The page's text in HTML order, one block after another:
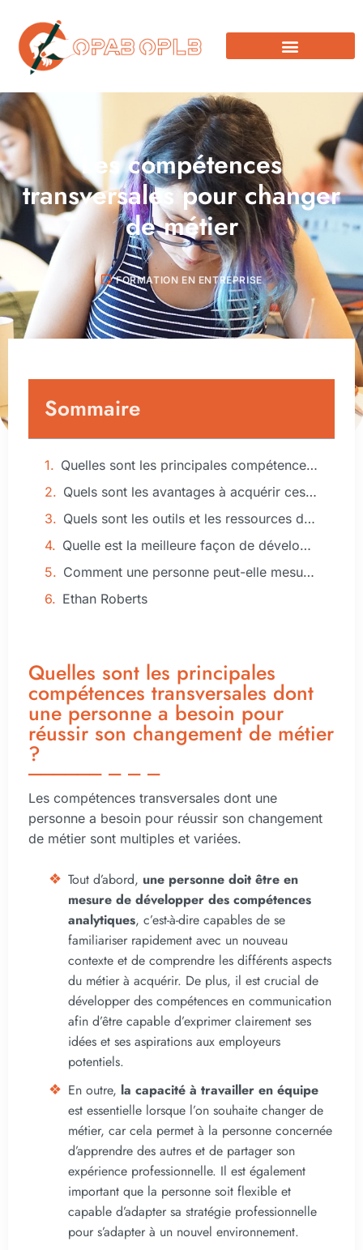
Les compétences
transversales pour changer
de métier
FORMATION EN ENTREPRISE
Sommaire
Quelles sont les principales compétences transversales dont une personne a besoin pour réussir son changement de métier ?
Quels sont les avantages à acquérir ces compétences ?
Quels sont les outils et les ressources dont une personne a besoin pour acquérir des compétences transversales ?
Quelle est la meilleure façon de développer ce genre de compétences ?
Comment une personne peut-elle mesurer son évolution personnelle et professionnelle grâce aux compétences transversales ?
Ethan Roberts
Quelles sont les principales
compétences transversales dont
une personne a besoin pour
réussir son changement de métier
?
Les compétences transversales dont une
personne a besoin pour réussir son changement
de métier sont multiples et variées.
Tout d’abord, une personne doit être en
mesure de développer des compétences
analytiques, c’est-à-dire capables de se
familiariser rapidement avec un nouveau
contexte et de comprendre les différents aspects
du métier à acquérir. De plus, il est crucial de
développer des compétences en communication
afin d’être capable d’exprimer clairement ses
idées et ses aspirations aux employeurs
potentiels.
En outre, la capacité à travailler en équipe
est essentielle lorsque l’on souhaite changer de
métier, car cela permet à la personne concernée
d’apprendre des autres et de partager son
expérience professionnelle. Il est également
important que la personne soit flexible et
capable d’adapter sa stratégie professionnelle
pour s’adapter à un nouvel environnement.